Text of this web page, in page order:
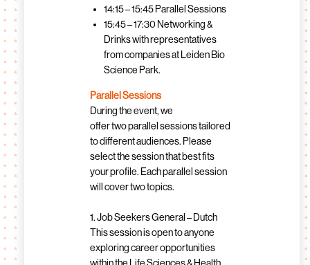
14:15 – 15:45 Parallel Sessions
15:45 – 17:30 Networking &
Drinks with representatives
from companies at Leiden Bio
Science Park.
Parallel Sessions
During the event, we
offer two parallel sessions tailored
to different audiences. Please
select the session that best fits
your profile. Each parallel session
will cover two topics.
1. Job Seekers General – Dutch
This session is open to anyone
exploring career opportunities
within the Life Sciences & Health